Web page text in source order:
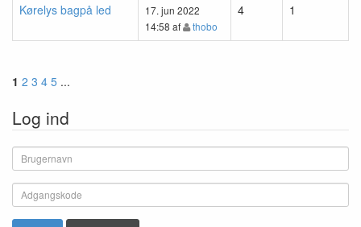
Kørelys bagpå led
17. jun 2022
14:58 af
thobo
4 1
1 2 3 4 5
Log ind